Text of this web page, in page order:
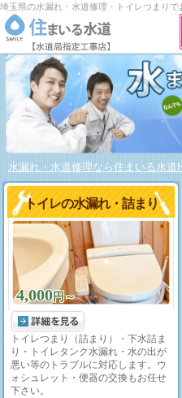
埼玉県の水漏れ・水道修理・トイレつまりで
水漏れ・水道修理なら住まいる水道
トイレの水漏れ・詰まり
4,000円～
トイレつまり（詰まり）・下水詰ま
り・トイレタンク水漏れ・水の出が
悪い等のトラブルに対応します。ウ
ォシュレット・便器の交換もお任せ
下さい。